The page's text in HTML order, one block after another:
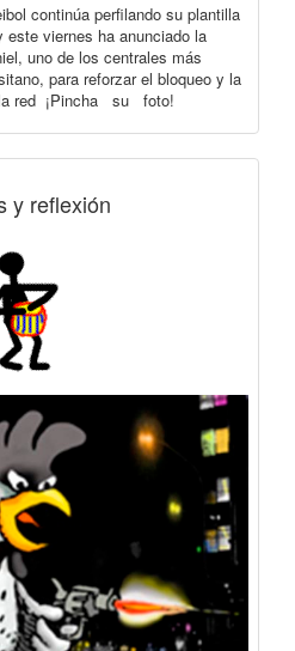
continúa perfilando su plantilla
este viernes ha anunciado la
uno de los centrales más
para reforzar el bloqueo y la
la red ¡Pincha su foto!
y reflexión